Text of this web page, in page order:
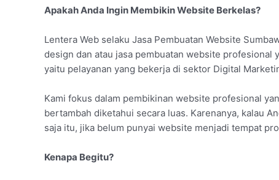
Apakah Anda Ingin Membikin Website Berkelas?
Lentera Web selaku Jasa Pembuatan Website
design dan atau jasa pembuatan website profesional
yaitu pelayanan yang bekerja di sektor Digital
Kami fokus dalam pembikinan website profesional
bertambah diketahui secara luas. Karenanya, kalau
saja itu, jika belum punyai website menjadi tempat
Kenapa Begitu?